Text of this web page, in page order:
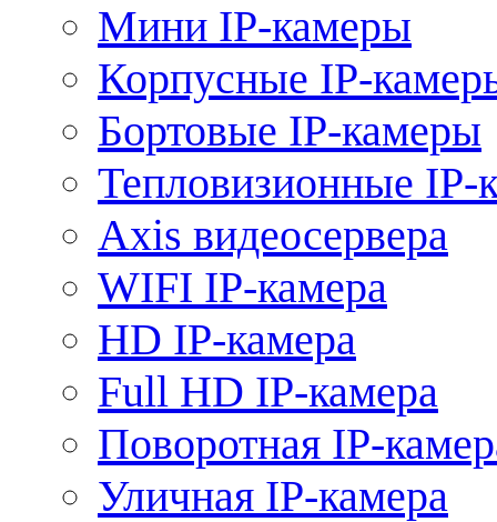
Мини IP-камеры
Корпусные IP-
Бортовые IP-камеры
Тепловизионные IP-
Axis видеосервера
WIFI IP-камера
HD IP-камера
Full HD IP-камера
Поворотная IP-
Уличная IP-камера